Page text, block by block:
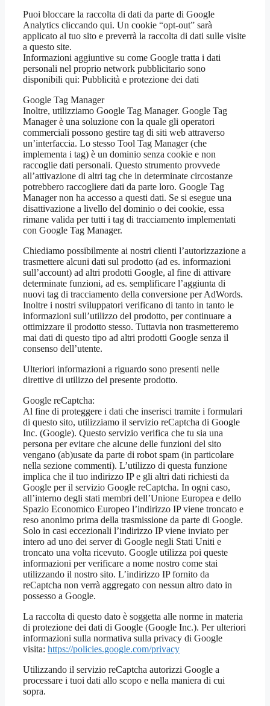
Puoi bloccare la raccolta di dati da parte di Google
Analytics cliccando qui. Un cookie “opt-out” sarà
applicato al tuo sito e preverrà la raccolta di dati sulle visite
a questo site.
Informazioni aggiuntive su come Google tratta i dati
personali nel proprio network pubblicitario sono
disponibili qui: Pubblicità e protezione dei dati
Google Tag Manager
Inoltre, utilizziamo Google Tag Manager. Google Tag
Manager è una soluzione con la quale gli operatori
commerciali possono gestire tag di siti web attraverso
un’interfaccia. Lo stesso Tool Tag Manager (che
implementa i tag) è un dominio senza cookie e non
raccoglie dati personali. Questo strumento provvede
all’attivazione di altri tag che in determinate circostanze
potrebbero raccogliere dati da parte loro. Google Tag
Manager non ha accesso a questi dati. Se si esegue una
disattivazione a livello del dominio o dei cookie, essa
rimane valida per tutti i tag di tracciamento implementati
con Google Tag Manager.
Chiediamo possibilmente ai nostri clienti l’autorizzazione a
trasmettere alcuni dati sul prodotto (ad es. informazioni
sull’account) ad altri prodotti Google, al fine di attivare
determinate funzioni, ad es. semplificare l’aggiunta di
nuovi tag di tracciamento della conversione per AdWords.
Inoltre i nostri sviluppatori verificano di tanto in tanto le
informazioni sull’utilizzo del prodotto, per continuare a
ottimizzare il prodotto stesso. Tuttavia non trasmetteremo
mai dati di questo tipo ad altri prodotti Google senza il
consenso dell’utente.
Ulteriori informazioni a riguardo sono presenti nelle
direttive di utilizzo del presente prodotto.
Google reCaptcha:
Al fine di proteggere i dati che inserisci tramite i formulari
di questo sito, utilizziamo il servizio reCaptcha di Google
Inc. (Google). Questo servizio verifica che tu sia una
persona per evitare che alcune delle funzioni del sito
vengano (ab)usate da parte di robot spam (in particolare
nella sezione commenti). L’utilizzo di questa funzione
implica che il tuo indirizzo IP e gli altri dati richiesti da
Google per il servizio Google reCaptcha. In ogni caso,
all’interno degli stati membri dell’Unione Europea e dello
Spazio Economico Europeo l’indirizzo IP viene troncato e
reso anonimo prima della trasmissione da parte di Google.
Solo in casi eccezionali l’indirizzo IP viene inviato per
intero ad uno dei server di Google negli Stati Uniti e
troncato una volta ricevuto. Google utilizza poi queste
informazioni per verificare a nome nostro come stai
utilizzando il nostro sito. L’indirizzo IP fornito da
reCaptcha non verrà aggregato con nessun altro dato in
possesso a Google.
La raccolta di questo dato è soggetta alle norme in materia
di protezione dei dati di Google (Google Inc.). Per ulteriori
informazioni sulla normativa sulla privacy di Google
visita: https://policies.google.com/privacy
Utilizzando il servizio reCaptcha autorizzi Google a
processare i tuoi dati allo scopo e nella maniera di cui
sopra.